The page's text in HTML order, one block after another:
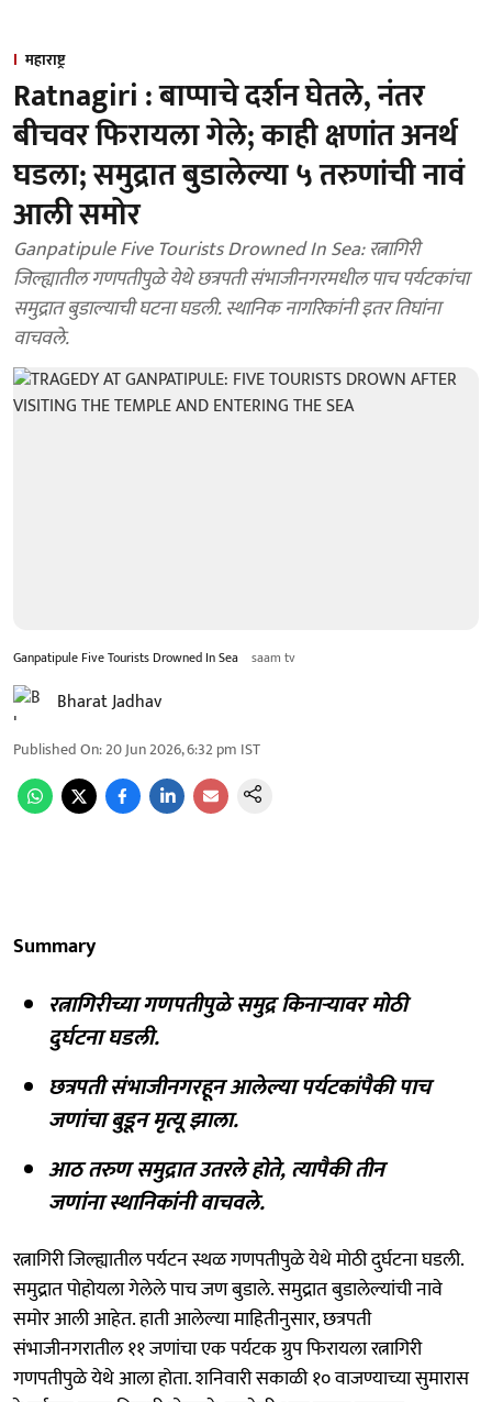
महाराष्ट्र
Ratnagiri : बाप्पाचे दर्शन घेतले, नंतर
बीचवर फिरायला गेले; काही क्षणांत अनर्थ
घडला; समुद्रात बुडालेल्या ५ तरुणांची नावं
आली समोर
Ganpatipule Five Tourists Drowned In Sea: रत्नागिरी
जिल्ह्यातील गणपतीपुळे येथे छत्रपती संभाजीनगरमधील पाच पर्यटकांचा
समुद्रात बुडाल्याची घटना घडली. स्थानिक नागरिकांनी इतर तिघांना
वाचवले.
Ganpatipule Five Tourists Drowned In Sea saam tv
Bharat Jadhav
Published On:20 Jun 2026, 6:32 pm IST
Summary
रत्नागिरीच्या गणपतीपुळे समुद्र किनाऱ्यावर मोठी
दुर्घटना घडली.
छत्रपती संभाजीनगरहून आलेल्या पर्यटकांपैकी पाच
जणांचा बुडून मृत्यू झाला.
आठ तरुण समुद्रात उतरले होते, त्यापैकी तीन
जणांना स्थानिकांनी वाचवले.
रत्नागिरी जिल्ह्यातील पर्यटन स्थळ गणपतीपुळे येथे मोठी दुर्घटना घडली.
समुद्रात पोहोयला गेलेले पाच जण बुडाले. समुद्रात बुडालेल्यांची नावे
समोर आली आहेत. हाती आलेल्या माहितीनुसार, छत्रपती
संभाजीनगरातील ११ जणांचा एक पर्यटक ग्रुप फिरायला रत्नागिरी
गणपतीपुळे येथे आला होता. शनिवारी सकाळी १० वाजण्याच्या सुमारास